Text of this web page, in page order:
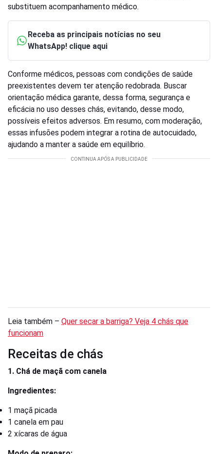
substituem acompanhamento médico.
Receba as principais notícias no seu
WhatsApp! clique aqui
Conforme médicos, pessoas com condições de saúde
preexistentes devem ter atenção redobrada. Buscar
orientação médica garante, dessa forma, segurança e
eficácia no uso desses chás, evitando, desse modo,
possíveis efeitos adversos. Em resumo, com moderação,
essas infusões podem integrar a rotina de autocuidado,
ajudando a manter a saúde em equilíbrio.
Leia também – Quer secar a barriga? Veja 4 chás que
funcionam
Receitas de chás
1. Chá de maçã com canela
Ingredientes:
1 maçã picada
1 canela em pau
2 xícaras de água